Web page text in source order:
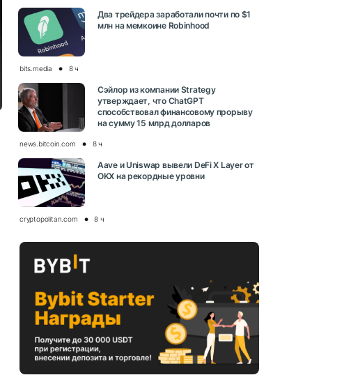
Два трейдера заработали почти по $1
млн на мемкоине Robinhood
bits.media 8 ч
Сэйлор из компании Strategy
утверждает, что ChatGPT
способствовал финансовому прорыву
на сумму 15 млрд долларов
news.bitcoin.com 8 ч
Aave и Uniswap вывели DeFi X Layer от
OKX на рекордные уровни
cryptopolitan.com 8 ч